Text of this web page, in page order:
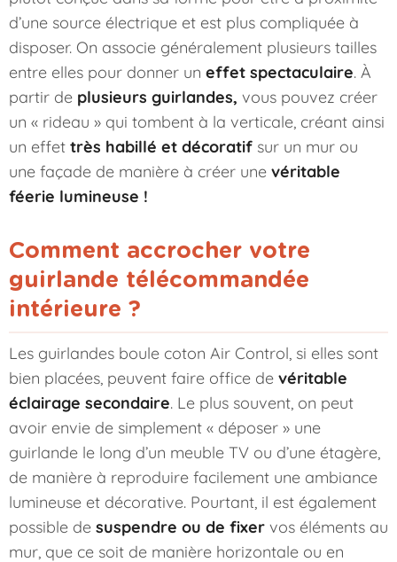
d’une source électrique et est plus compliquée à
disposer. On associe généralement plusieurs tailles
entre elles pour donner un effet spectaculaire. À
partir de plusieurs guirlandes, vous pouvez créer
un « rideau » qui tombent à la verticale, créant ainsi
un effet très habillé et décoratif sur un mur ou
une façade de manière à créer une véritable
féerie lumineuse !
Comment accrocher votre
guirlande télécommandée
intérieure ?
Les guirlandes boule coton Air Control, si elles sont
bien placées, peuvent faire office de véritable
éclairage secondaire. Le plus souvent, on peut
avoir envie de simplement « déposer » une
guirlande le long d’un meuble TV ou d’une étagère,
de manière à reproduire facilement une ambiance
lumineuse et décorative. Pourtant, il est également
possible de suspendre ou de fixer vos éléments au
mur, que ce soit de manière horizontale ou en